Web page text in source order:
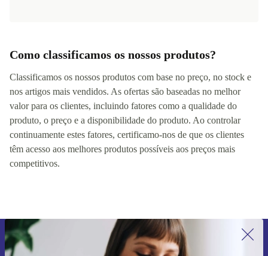
Como classificamos os nossos produtos?
Classificamos os nossos produtos com base no preço, no stock e
nos artigos mais vendidos. As ofertas são baseadas no melhor
valor para os clientes, incluindo fatores como a qualidade do
produto, o preço e a disponibilidade do produto. Ao controlar
continuamente estes fatores, certificamo-nos de que os clientes
têm acesso aos melhores produtos possíveis aos preços mais
competitivos.
Subscreve a nossa newsletter pela